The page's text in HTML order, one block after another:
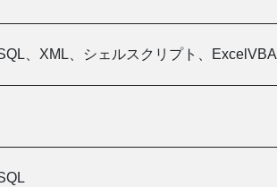
、XML、シェルスクリプト、ExcelVBA